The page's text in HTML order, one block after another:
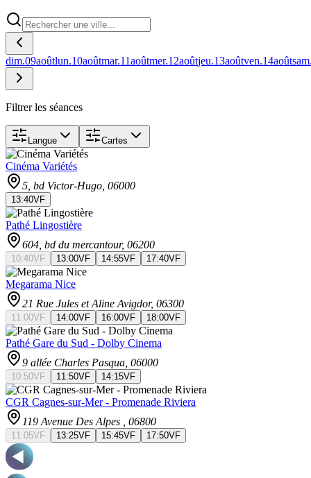
dim.09aoûtlun.10aoûtmar.11aoûtmer.12aoûtjeu.13aoûtven.14août
Filtrer les séances
Langue Cartes
Cinéma Variétés
5, bd Victor-Hugo , 06000
13:40VF
Pathé Lingostière
604, bd du mercantour, 06200
10:40VF 13:00VF 14:55VF 17:40VF
Megarama Nice
21 Rue Jules et Aline Avigdor, 06300
11:00VF 14:00VF 16:00VF 18:00VF
Pathé Gare du Sud - Dolby Cinema
9 allée Charles Pasqua , 06000
10:50VF 11:50VF 14:15VF
CGR Cagnes-sur-Mer - Promenade Riviera
119 Avenue Des Alpes
, 06800
11:05VF 13:25VF 15:45VF 17:50VF